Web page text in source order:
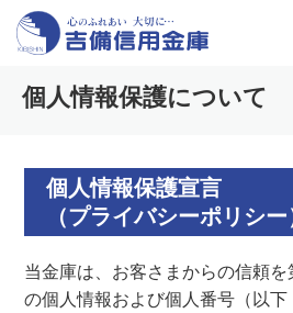
個人情報保護について
個人情報保護宣言
（プライバシーポリシー
当金庫は、お客さまからの信頼を
の個人情報および個人番号（以